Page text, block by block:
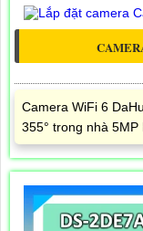
Camera WiFi 6
355° trong nhà